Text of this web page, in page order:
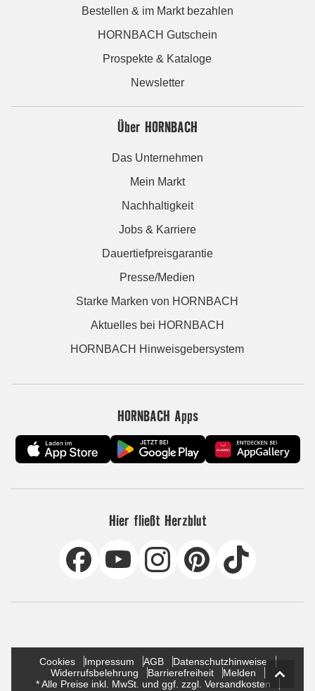
Bestellen & im Markt bezahlen
HORNBACH Gutschein
Prospekte & Kataloge
Newsletter
Über HORNBACH
Das Unternehmen
Mein Markt
Nachhaltigkeit
Jobs & Karriere
Dauertiefpreisgarantie
Presse/Medien
Starke Marken von HORNBACH
Aktuelles bei HORNBACH
HORNBACH Hinweisgebersystem
HORNBACH Apps
Hier fließt Herzblut
Cookies Impressum AGB
Datenschutzhinweise
Widerrufsbelehrung
Barrierefreiheit
Melden
* Alle Preise inkl. MwSt. und ggf. zzgl. Versandkosten